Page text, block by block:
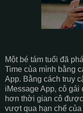
Một bé tám tuổi đã
Time của mình bằng
App. Bằng cách truy
iMessage App, cô gái
hơn thời gian cô
vượt qua hạn chế